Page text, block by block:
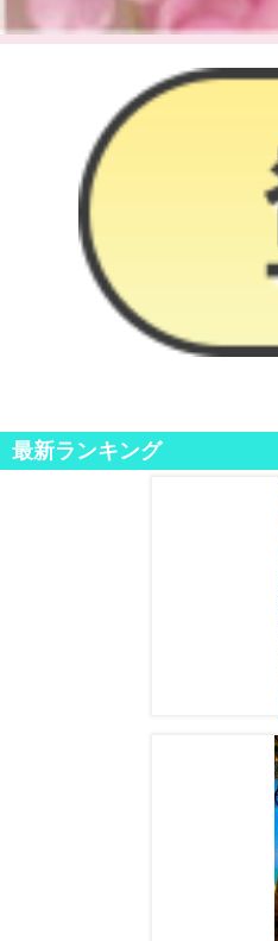
最新ランキング